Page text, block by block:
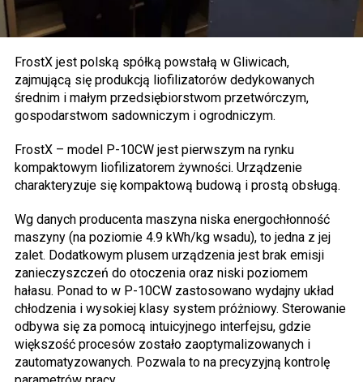
FrostX jest polską spółką powstałą w Gliwicach,
zajmującą się produkcją liofilizatorów dedykowanych
średnim i małym przedsiębiorstwom przetwórczym,
gospodarstwom sadowniczym i ogrodniczym.
FrostX – model P-10CW jest pierwszym na rynku
kompaktowym liofilizatorem żywności. Urządzenie
charakteryzuje się kompaktową budową i prostą obsługą.
Wg danych producenta maszyna niska energochłonność
maszyny (na poziomie 4.9 kWh/kg wsadu), to jedna z jej
zalet. Dodatkowym plusem urządzenia jest brak emisji
zanieczyszczeń do otoczenia oraz niski poziomem
hałasu. Ponad to w P-10CW zastosowano wydajny układ
chłodzenia i wysokiej klasy system próżniowy. Sterowanie
odbywa się za pomocą intuicyjnego interfejsu, gdzie
większość procesów zostało zaoptymalizowanych i
zautomatyzowanych. Pozwala to na precyzyjną kontrolę